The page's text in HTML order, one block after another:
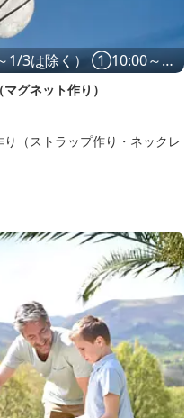
1/3は除く） ①10:00～
～ ④16:00～
グネット作り）
（ストラップ作り・ネックレ